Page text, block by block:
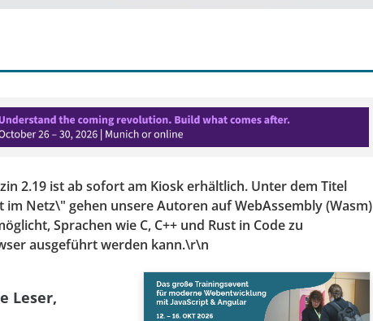
2.19 ist ab sofort am Kiosk erhältlich. Unter dem Titel
im Netz\" gehen unsere Autoren auf WebAssembly (Wasm)
Sprachen wie C, C++ und Rust in Code zu
ausgeführt werden kann.\r\n
Leser,